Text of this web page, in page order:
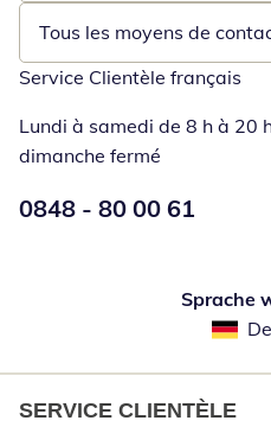
Tous les moyens de
Service Clientèle français
Lundi à samedi de 8 h à 20
dimanche fermé
Numéro de téléphone:
0848 - 80 00 61
Sprache
SERVICE CLIENTÈLE